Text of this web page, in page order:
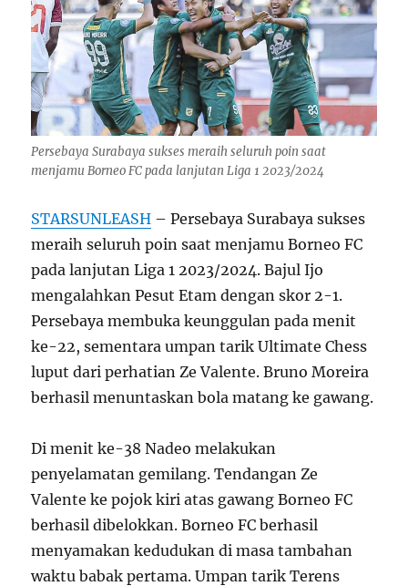
Persebaya Surabaya sukses meraih seluruh poin saat
menjamu Borneo FC pada lanjutan Liga 1 2023/2024
STARSUNLEASH – Persebaya Surabaya sukses
meraih seluruh poin saat menjamu Borneo FC
pada lanjutan Liga 1 2023/2024. Bajul Ijo
mengalahkan Pesut Etam dengan skor 2-1.
Persebaya membuka keunggulan pada menit
ke-22, sementara umpan tarik Ultimate Chess
luput dari perhatian Ze Valente. Bruno Moreira
berhasil menuntaskan bola matang ke gawang.
Di menit ke-38 Nadeo melakukan
penyelamatan gemilang. Tendangan Ze
Valente ke pojok kiri atas gawang Borneo FC
berhasil dibelokkan. Borneo FC berhasil
menyamakan kedudukan di masa tambahan
waktu babak pertama. Umpan tarik Terens